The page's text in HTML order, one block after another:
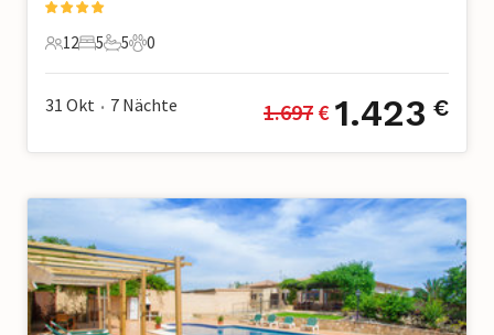
12 Gäste
12
5 Schlafzimmer
5
5 Badezimmer
5
0 Haustiere
0
31 Okt • 7 Nächte 1.697 € 1.423 €